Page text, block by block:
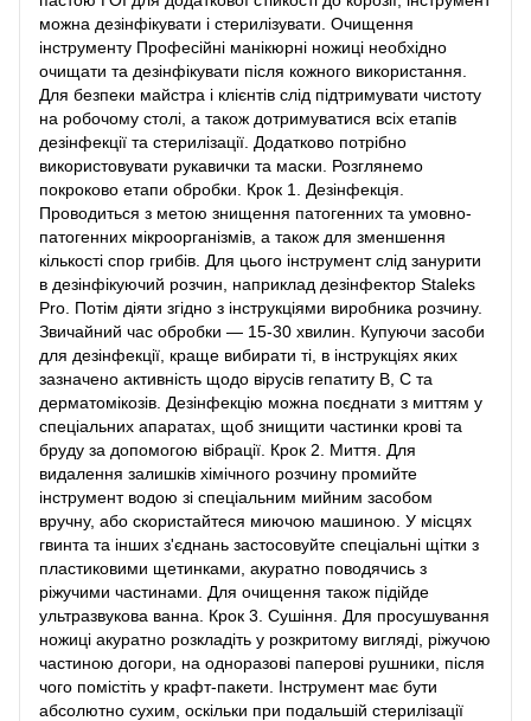
можна дезінфікувати і стерилізувати. Очищення
інструменту Професійні манікюрні ножиці необхідно
очищати та дезінфікувати після кожного використання.
Для безпеки майстра і клієнтів слід підтримувати чистоту
на робочому столі, а також дотримуватися всіх етапів
дезінфекції та стерилізації. Додатково потрібно
використовувати рукавички та маски. Розглянемо
покроково етапи обробки. Крок 1. Дезінфекція.
Проводиться з метою знищення патогенних та умовно-
патогенних мікроорганізмів, а також для зменшення
кількості спор грибів. Для цього інструмент слід занурити
в дезінфікуючий розчин, наприклад дезінфектор Staleks
Pro. Потім діяти згідно з інструкціями виробника розчину.
Звичайний час обробки — 15-30 хвилин. Купуючи засоби
для дезінфекції, краще вибирати ті, в інструкціях яких
зазначено активність щодо вірусів гепатиту В, С та
дерматомікозів. Дезінфекцію можна поєднати з миттям у
спеціальних апаратах, щоб знищити частинки крові та
бруду за допомогою вібрації. Крок 2. Миття. Для
видалення залишків хімічного розчину промийте
інструмент водою зі спеціальним мийним засобом
вручну, або скористайтеся миючою машиною. У місцях
гвинта та інших з'єднань застосовуйте спеціальні щітки з
пластиковими щетинками, акуратно поводячись з
ріжучими частинами. Для очищення також підійде
ультразвукова ванна. Крок 3. Сушіння. Для просушування
ножиці акуратно розкладіть у розкритому вигляді, ріжучою
частиною догори, на одноразові паперові рушники, після
чого помістіть у крафт-пакети. Інструмент має бути
абсолютно сухим, оскільки при подальшій стерилізації